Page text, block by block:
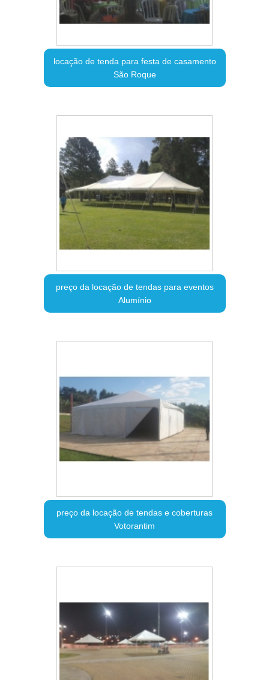
locação de tenda para festa de casamento
São Roque
preço da locação de tendas para eventos
Alumínio
preço da locação de tendas e coberturas
Votorantim